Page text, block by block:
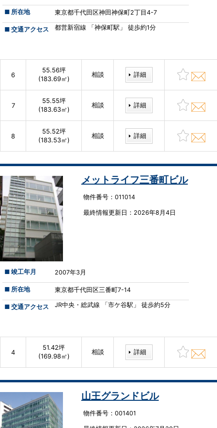
■ 所在地 東京都千代田区神田神保町2丁目4-7
■ 交通アクセス 都営新宿線 「神保町駅」 徒歩約1分
6
55.56坪
(183.69㎡)
相談 詳細
7
55.55坪
(183.63㎡)
相談 詳細
8
55.52坪
(183.53㎡)
相談 詳細
メットライフ三番町ビル
物件番号：011014
最終情報更新⽇：2026年8月4日
■ 竣工年月 2007年3月
■ 所在地 東京都千代田区三番町7-14
■ 交通アクセス JR中央・総武線 「市ケ谷駅」 徒歩約5分
4
51.42坪
(169.98㎡)
相談 詳細
山王グランドビル
物件番号：001401